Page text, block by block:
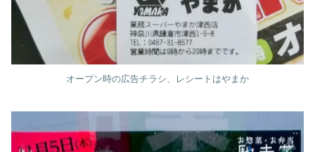
オープン時の広告チラシ、レシートはやまか